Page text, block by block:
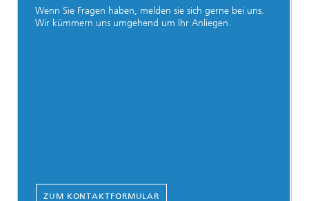
Wenn Sie Fragen haben, melden sie sich gerne bei uns.
Wir kümmern uns umgehend um Ihr Anliegen.
ZUM KONTAKTFORMULAR